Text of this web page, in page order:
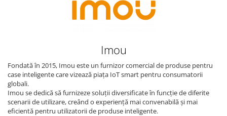
Imou
Fondată în 2015, Imou este un furnizor comercial de produse pentru
case inteligente care vizează piața IoT smart pentru consumatorii
globali.
Imou se dedică să furnizeze soluții diversificate în funcție de diferite
scenarii de utilizare, creând o experiență mai convenabilă și mai
eficientă pentru utilizatorii de produse inteligente.